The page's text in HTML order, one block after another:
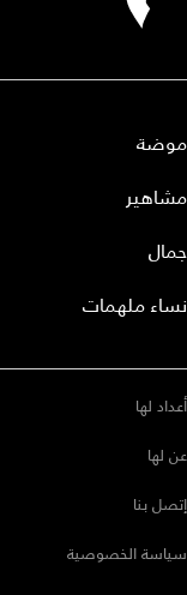
موضة
مشاهير
جمال
نساء ملهمات
أعداد لها
عن لها
إتصل بنا
سياسة الخصوصية